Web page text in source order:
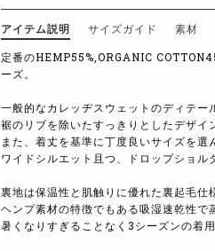
アイテム説明 サイズガイド 素材
定番のHEMP55%,ORGANIC
ーズ。
一般的なカレッヂスウェットのディテー
裾のリブを除いたすっきりとしたデザイ
また、着丈を基準に丁度良いサイズを選
ワイドシルエット且つ、ドロップショル
裏地は保温性と肌触りに優れた裏起毛仕
ヘンプ素材の特徴でもある吸湿速乾性で
暑くなりすぎることなく3シーズンの着用